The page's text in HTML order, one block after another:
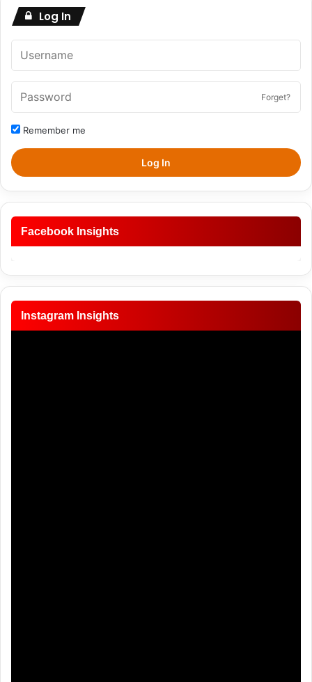
Log In
Forget?
Remember me
Log In
Facebook Insights
Instagram Insights